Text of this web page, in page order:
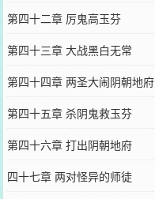
第四十二章 厉鬼高玉芬
第四十三章 大战黑白无常
第四十四章 两圣大闹阴朝地府
第四十五章 杀阴鬼救玉芬
第四十六章 打出阴朝地府
四十七章 两对怪异的师徒